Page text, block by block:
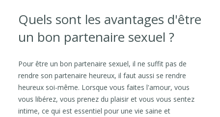
Quels sont les avantages d'être
un bon partenaire sexuel ?
Pour être un bon partenaire sexuel, il ne suffit pas de
rendre son partenaire heureux, il faut aussi se rendre
heureux soi-même. Lorsque vous faites l'amour, vous
vous libérez, vous prenez du plaisir et vous vous sentez
intime, ce qui est essentiel pour une vie saine et